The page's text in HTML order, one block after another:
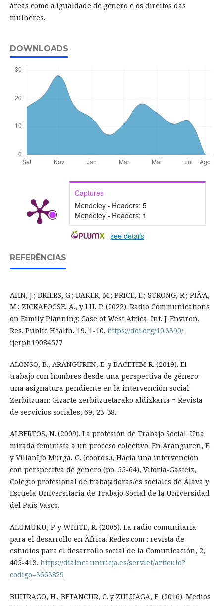
áreas como a igualdade de género e os direitos das
mulheres.
DOWNLOADS
Captures
Mendeley - Readers: 5
Mendeley - Readers: 1
- see details
REFERÊNCIAS
AHN, J.; BRIERS, G.; BAKER, M.; PRICE, E.; STRONG, R.; PIÃ‘A,
M.; ZICKAFOOSE, A., y LU, P. (2022). Radio Communications
on Family Planning: Case of West Africa. Int. J. Environ.
Res. Public Health, 19, 1-10. https://doi.org/10.3390/
ijerph19084577
ALONSO, B., ARANGUREN, E. y BACETEM R. (2019). El
trabajo con hombres desde una perspectiva de género:
una asignatura pendiente en la intervención social.
Zerbitzuan: Gizarte zerbitzuetarako aldizkaria = Revista
de servicios sociales, 69, 23-38.
ALBERTOS, N. (2009). La profesión de Trabajo Social: Una
mirada feminista a un proceso colectivo. En Aranguren, E.
y VillanÌƒo Murga, G. (coords.), Hacia una intervención
con perspectiva de género (pp. 55-64), Vitoria-Gasteiz,
Colegio profesional de trabajadoras/es sociales de Álava y
Escuela Universitaria de Trabajo Social de la Universidad
del País Vasco.
ALUMUKU, P. y WHITE, R. (2005). La radio comunitaria
para el desarrollo en Ãfrica. Redes.com : revista de
estudios para el desarrollo social de la Comunicación, 2,
405-413. https://dialnet.unirioja.es/servlet/articulo?
codigo=3663829
BUITRAGO, H., BETANCUR, C. y ZULUAGA, E. (2016). Medios